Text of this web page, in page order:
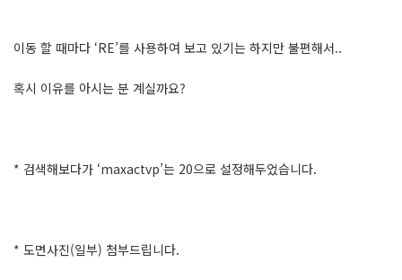
이동 할 때마다 ‘RE’를 사용하여 보고 있기는 하지만 불편해서..
혹시 이유를 아시는 분 계실까요?
* 검색해보다가 ‘maxactvp’는 20으로 설정해두었습니다.
* 도면사진(일부) 첨부드립니다.